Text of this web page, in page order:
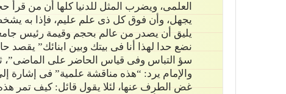
العلمى، ويضرب المثل للدنيا كلها أن من
يجهل، وأن فوق كل ذى علم عليم، فإذا به
يليق أن يصدر من عالم بحجم وقيمة رئيس
نضع حدا لهذا أنا فى بيتك وبين ابنائك” يقصد
سؤ التباس وفى قياس الحاضر على الماضى”،
والإمام يرد: “هذه مناقشة علمية” فى إشارة
غض الطرف عنها، لئلا يقول قائل: كيف تمر